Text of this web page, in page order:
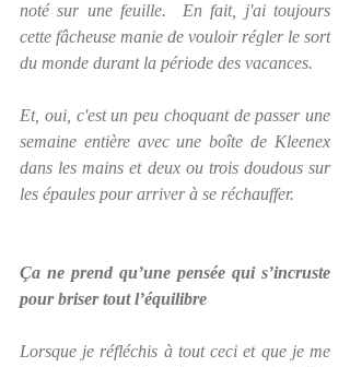
noté sur une feuille.  En fait, j'ai toujours
cette fâcheuse manie de vouloir régler le sort
du monde durant la période des vacances.
Et, oui, c'est un peu choquant de passer une
semaine entière avec une boîte de Kleenex
dans les mains et deux ou trois doudous sur
les épaules pour arriver à se réchauffer.
Ça ne prend qu’une pensée qui s’incruste
pour briser tout l’équilibre
Lorsque je réfléchis à tout ceci et que je me